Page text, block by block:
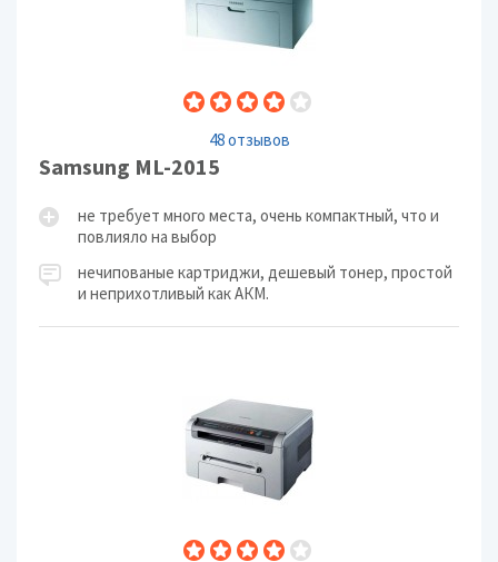
48 отзывов
Samsung ML-2015
не требует много места, очень компактный, что и
повлияло на выбор
нечипованые картриджи, дешевый тонер, простой
и неприхотливый как АКМ.